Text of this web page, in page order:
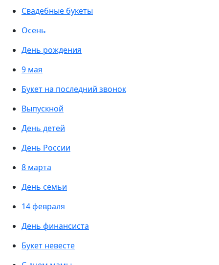
Свадебные букеты
Осень
День рождения
9 мая
Букет на последний звонок
Выпускной
День детей
День России
8 марта
День семьи
14 февраля
День финансиста
Букет невесте